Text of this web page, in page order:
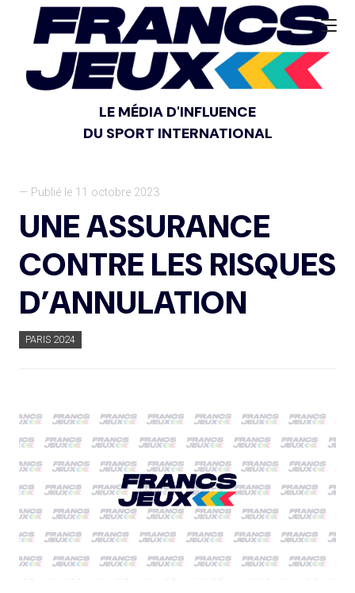
LE MÉDIA D'INFLUENCE
DU SPORT INTERNATIONAL
— Publié le 11 octobre 2023
UNE ASSURANCE
CONTRE LES RISQUES
D’ANNULATION
PARIS 2024